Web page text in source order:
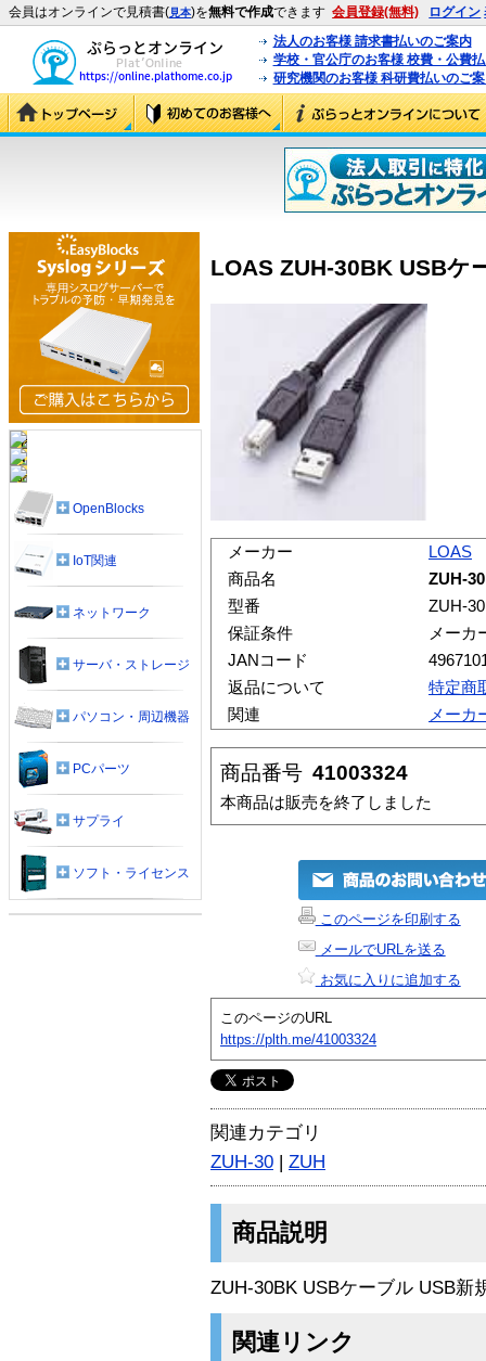
会員はオンラインで見積書(見本)を無料で作成できます 会員登録(無料) ログイン
法人のお客様 請求書払いのご案内
学校・官公庁のお客様 校費・公費
研究機関のお客様 科研費払いのご
LOAS ZUH-30BK USBケ
メーカー
LOAS
商品名
ZUH-
型番
ZUH-
保証条件
メーカ
JANコード
返品について
特定商
関連
メーカ
商品番号 41003324
本商品は販売を終了しました
このページを印刷する
メールでURLを送る
お気に入りに追加する
このページのURL
https://plth.me/41003324
関連カテゴリ
ZUH-30 | ZUH
商品説明
ZUH-30BK USBケーブル USB新
関連リンク
OpenBlocks
IoT関連
ネットワーク
サーバ・ストレージ
パソコン・周辺機器
PCパーツ
サプライ
ソフト・ライセンス